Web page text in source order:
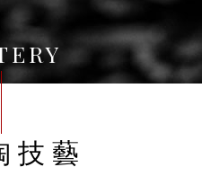
技藝